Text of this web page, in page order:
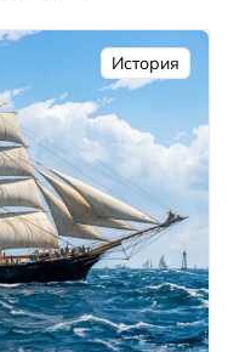
История